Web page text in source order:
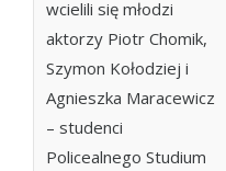
wcielili się młodzi
aktorzy Piotr Chomik,
Szymon Kołodziej i
Agnieszka Maracewicz
– studenci
Policealnego Studium